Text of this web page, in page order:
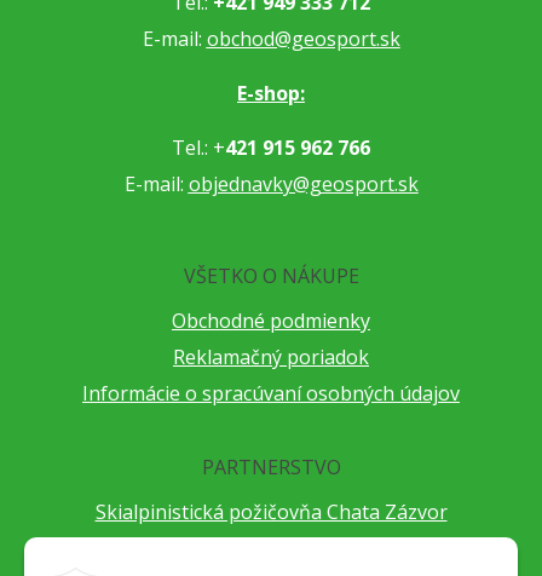
E-mail: obchod@geosport.sk
E-shop:
Tel.: +421 915 962 766
E-mail: objednavky@geosport.sk
VŠETKO O NÁKUPE
Obchodné podmienky
Reklamačný poriadok
Informácie o spracúvaní osobných údajov
PARTNERSTVO
Skialpinistická požičovňa Chata Zázvor